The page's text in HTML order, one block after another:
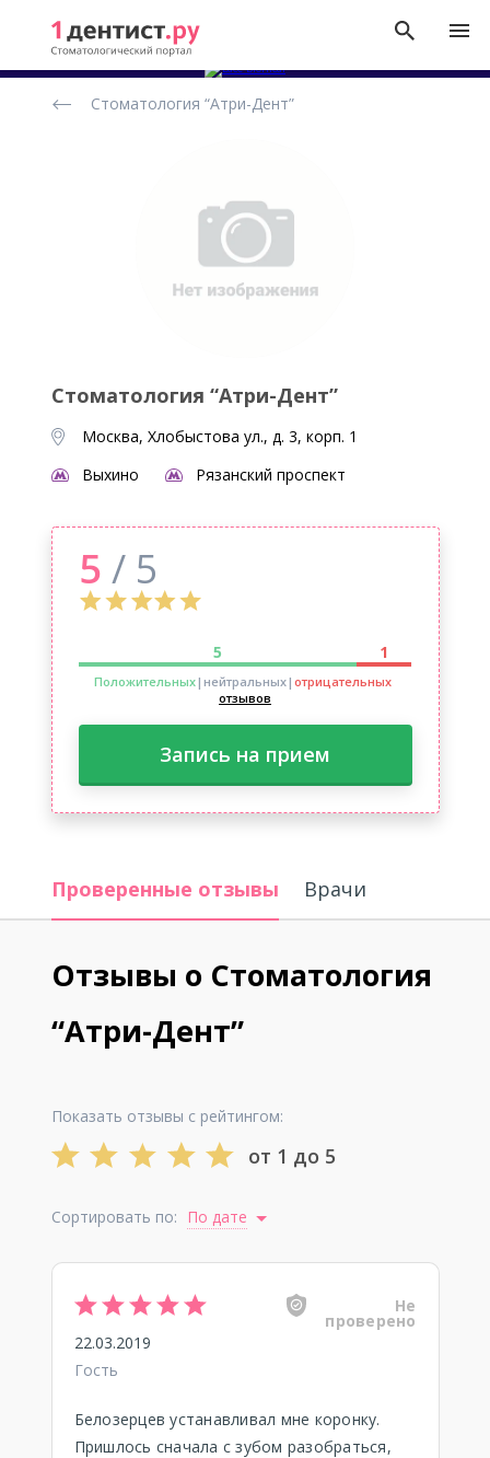
стоматологических
Стоматология “Атри-Дент”
Стоматология “Атри-Дент”
Москва, Хлобыстова ул., д. 3, корп. 1
Выхино
Рязанский проспект
5 / 5
5 1
Положительных|нейтральных| отрицательных
отзывов
Запись на прием
Проверенные отзывы Врачи
Отзывы о Стоматология
“Атри-Дент”
Показать отзывы с рейтингом:
от 1 до 5
Сортировать по: По дате
Не
проверено
22.03.2019
Гость
Белозерцев устанавливал мне коронку.
Пришлось сначала с зубом разобраться,